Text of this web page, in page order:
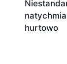
hurtowo